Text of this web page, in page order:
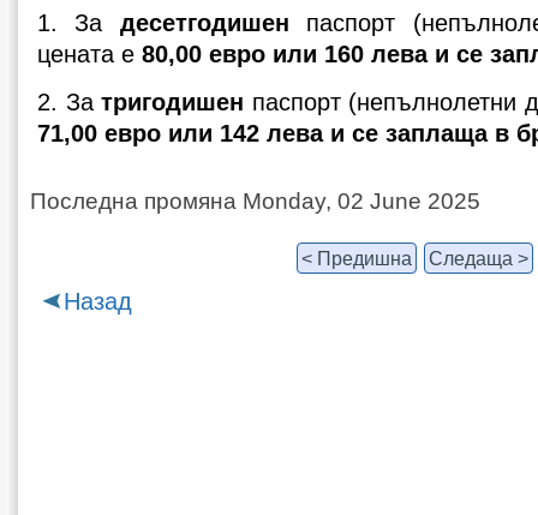
1. За десетгодишен паспорт
цената е80,00 евро или 160 лева и се
2. Затригодишен паспорт (непълнолетни
71,00 евро или 142 лева и се заплаща в
Последна промяна Monday, 02 June 2025
< Предишна Следаща >
Назад